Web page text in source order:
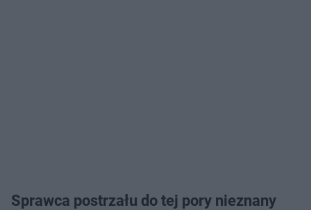
Sprawca postrzału do tej pory nieznany